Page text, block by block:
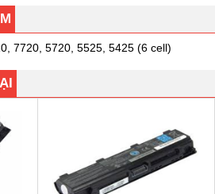
7720, 5720, 5525, 5425 (6 cell)